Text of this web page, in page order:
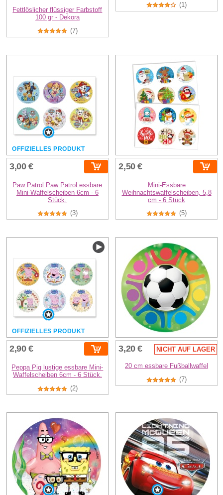
Fettlöslicher flüssiger Farbstoff
100 gr - Dekora
(7)
(1)
OFFIZIELLES PRODUKT
3,00 €
Paw Patrol Paw Patrol essbare
Mini-Waffelscheiben 6cm - 6
Stück.
(3)
2,50 €
Mini-Essbare
Weihnachtswaffelscheiben, 5,8
cm - 6 Stück
(5)
OFFIZIELLES PRODUKT
2,90 €
Peppa Pig lustige essbare Mini-
Waffelscheiben 6cm - 6 Stück.
(2)
3,20 € NICHT AUF LAGER
20 cm essbare Fußballwaffel
(7)